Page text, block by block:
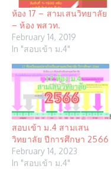
ห้อง 17 – สามเสนวิทยาลัย
– ห้อง พสวท.
February 14, 2019
In "สอบเข้า ม.4"
สอบเข้า ม.4 สามเสน
วิทยาลัย ปีการศึกษา 2566
February 14, 2023
In "สอบเข้า ม.4"